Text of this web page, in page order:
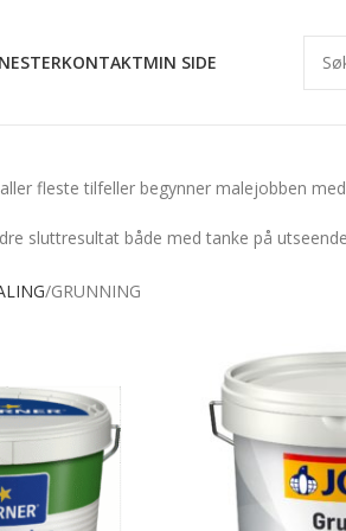
KONTAKTMIN SIDE
fleste tilfeller begynner malejobben
sluttresultat både med tanke på
GRUNNING